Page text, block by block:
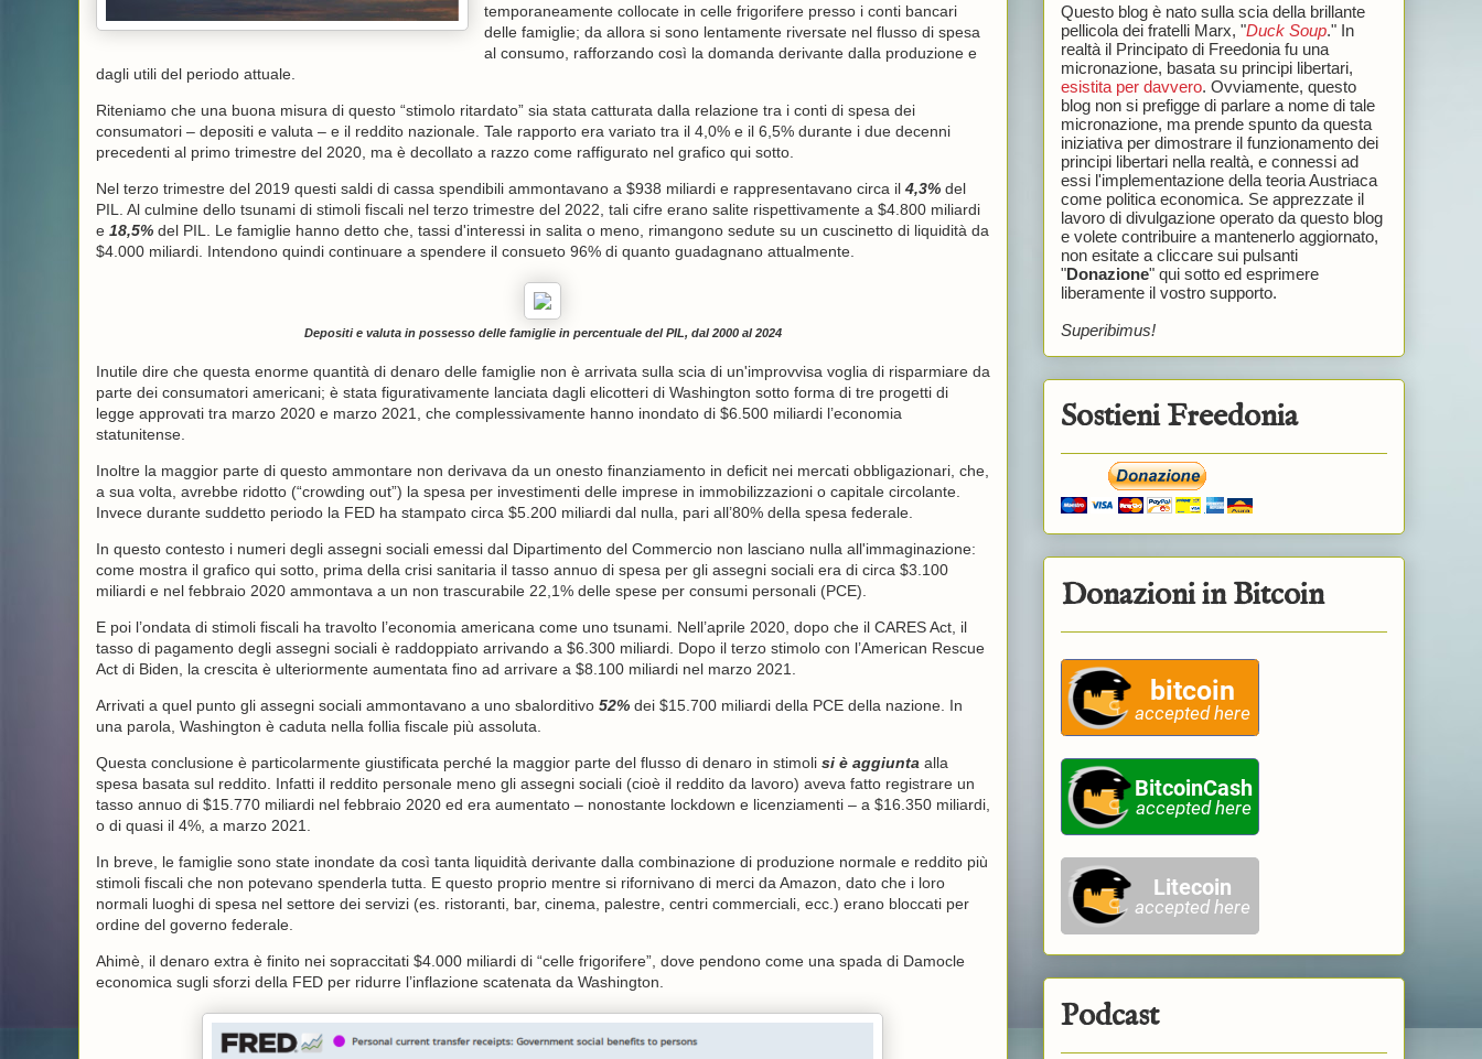
temporaneamente collocate in celle frigorifere presso i conti bancari
delle famiglie; da allora si sono lentamente riversate nel flusso di spesa
al consumo, rafforzando così la domanda derivante dalla produzione e
dagli utili del periodo attuale.
Riteniamo che una buona misura di questo “stimolo ritardato” sia stata catturata dalla relazione tra i conti di spesa dei
consumatori – depositi e valuta – e il reddito nazionale. Tale rapporto era variato tra il 4,0% e il 6,5% durante i due decenni
precedenti al primo trimestre del 2020, ma è decollato a razzo come raffigurato nel grafico qui sotto.
Nel terzo trimestre del 2019 questi saldi di cassa spendibili ammontavano a $938 miliardi e rappresentavano circa il 4,3%del
PIL. Al culmine dello tsunami di stimoli fiscali nel terzo trimestre del 2022, tali cifre erano salite rispettivamente a $4.800 miliardi
e 18,5%del PIL. Le famiglie hanno detto che, tassi d'interessi in salita o meno, rimangono sedute su un cuscinetto di liquidità da
$4.000 miliardi. Intendono quindi continuare a spendere il consueto 96% di quanto guadagnano attualmente.
Depositi e valuta in possesso delle famiglie in percentuale del PIL, dal 2000 al 2024
Inutile dire che questa enorme quantità di denaro delle famiglie non è arrivata sulla scia di un'improvvisa voglia di risparmiare da
parte dei consumatori americani; è stata figurativamente lanciata dagli elicotteri di Washington sotto forma di tre progetti di
legge approvati tra marzo 2020 e marzo 2021, che complessivamente hanno inondato di $6.500 miliardi l’economia
statunitense.
Inoltre la maggior parte di questo ammontare non derivava da un onesto finanziamento in deficit nei mercati obbligazionari, che,
a sua volta, avrebbe ridotto (“crowding out”) la spesa per investimenti delle imprese in immobilizzazioni o capitale circolante.
Invece durante suddetto periodo la FED ha stampato circa $5.200 miliardi dal nulla, pari all’80% della spesa federale.
In questo contesto i numeri degli assegni sociali emessi dal Dipartimento del Commercio non lasciano nulla all'immaginazione:
come mostra il grafico qui sotto, prima della crisi sanitaria il tasso annuo di spesa per gli assegni sociali era di circa $3.100
miliardi e nel febbraio 2020 ammontava a un non trascurabile 22,1% delle spese per consumi personali (PCE).
E poi l’ondata di stimoli fiscali ha travolto l’economia americana come uno tsunami. Nell’aprile 2020, dopo che il CARES Act, il
tasso di pagamento degli assegni sociali è raddoppiato arrivando a $6.300 miliardi. Dopo il terzo stimolo con l’American Rescue
Act di Biden, la crescita è ulteriormente aumentata fino ad arrivare a $8.100 miliardi nel marzo 2021.
Arrivati a quel punto gli assegni sociali ammontavano a uno sbalorditivo 52%dei $15.700 miliardi della PCE della nazione. In
una parola, Washington è caduta nella follia fiscale più assoluta.
Questa conclusione è particolarmente giustificata perché la maggior parte del flusso di denaro in stimoli si è aggiunta alla
spesa basata sul reddito. Infatti il reddito personale meno gli assegni sociali (cioè il reddito da lavoro) aveva fatto registrare un
tasso annuo di $15.770 miliardi nel febbraio 2020 ed era aumentato – nonostante lockdown e licenziamenti – a $16.350 miliardi,
o di quasi il 4%, a marzo 2021.
In breve, le famiglie sono state inondate da così tanta liquidità derivante dalla combinazione di produzione normale e reddito più
stimoli fiscali che non potevano spenderla tutta. E questo proprio mentre si rifornivano di merci da Amazon, dato che i loro
normali luoghi di spesa nel settore dei servizi (es. ristoranti, bar, cinema, palestre, centri commerciali, ecc.) erano bloccati per
ordine del governo federale.
Ahimè, il denaro extra è finito nei sopraccitati $4.000 miliardi di “celle frigorifere”, dove pendono come una spada di Damocle
economica sugli sforzi della FED per ridurre l’inflazione scatenata da Washington.
Questo blog è nato sulla scia della brillante
pellicola dei fratelli Marx, "Duck Soup." In
realtà il Principato di Freedonia fu una
micronazione, basata su principi libertari,
esistita per davvero. Ovviamente, questo
blog non si prefigge di parlare a nome di tale
micronazione, ma prende spunto da questa
iniziativa per dimostrare il funzionamento dei
principi libertari nella realtà, e connessi ad
essi l'implementazione della teoria Austriaca
come politica economica. Se apprezzate il
lavoro di divulgazione operato da questo blog
e volete contribuire a mantenerlo aggiornato,
non esitate a cliccare sui pulsanti
"Donazione" qui sotto ed esprimere
liberamente il vostro supporto.
Superibimus!
Sostieni Freedonia
Donazioni in Bitcoin
Podcast